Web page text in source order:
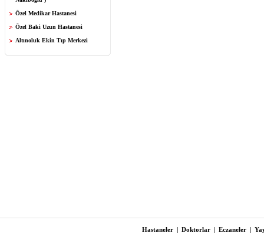
Özel Medikar Hastanesi
Özel Baki Uzun Hastanesi
Altınoluk Ekin Tıp Merkezi
Hastaneler | Doktorlar | Eczaneler |